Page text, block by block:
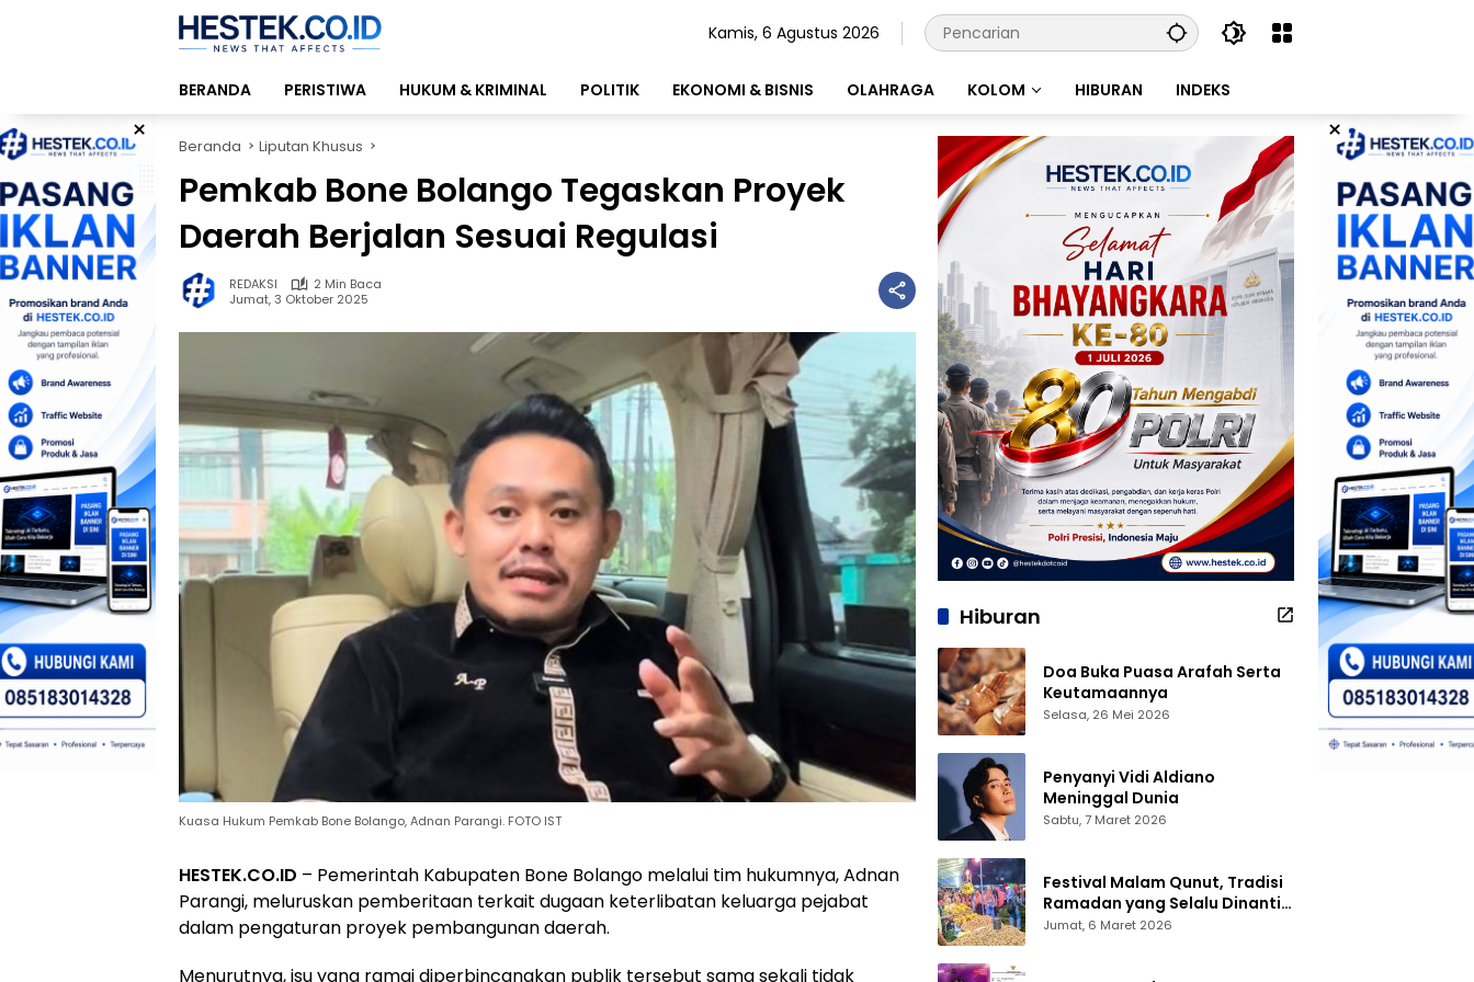
Kamis, 6 Agustus 2026
BERANDA PERISTIWA HUKUM & KRIMINAL POLITIK EKONOMI & BISNIS OLAHRAGA KOLOM HIBURAN INDEKS
× ×
Beranda Liputan Khusus
Pemkab Bone Bolango Tegaskan Proyek
Daerah Berjalan Sesuai Regulasi
REDAKSI
2 Min Baca
Jumat, 3 Oktober 2025
Kuasa Hukum Pemkab Bone Bolango, Adnan Parangi. FOTO IST
HESTEK.CO.ID – Pemerintah Kabupaten Bone Bolango melalui tim hukumnya, Adnan
Parangi, meluruskan pemberitaan terkait dugaan keterlibatan keluarga pejabat
dalam pengaturan proyek pembangunan daerah.
Menurutnya, isu yang ramai diperbincangkan publik tersebut sama sekali tidak
Hiburan
Doa Buka Puasa Arafah Serta
Keutamaannya
Selasa, 26 Mei 2026
Penyanyi Vidi Aldiano
Meninggal Dunia
Sabtu, 7 Maret 2026
Festival Malam Qunut, Tradisi
Ramadan yang Selalu Dinanti
Warga Gorontalo
Jumat, 6 Maret 2026